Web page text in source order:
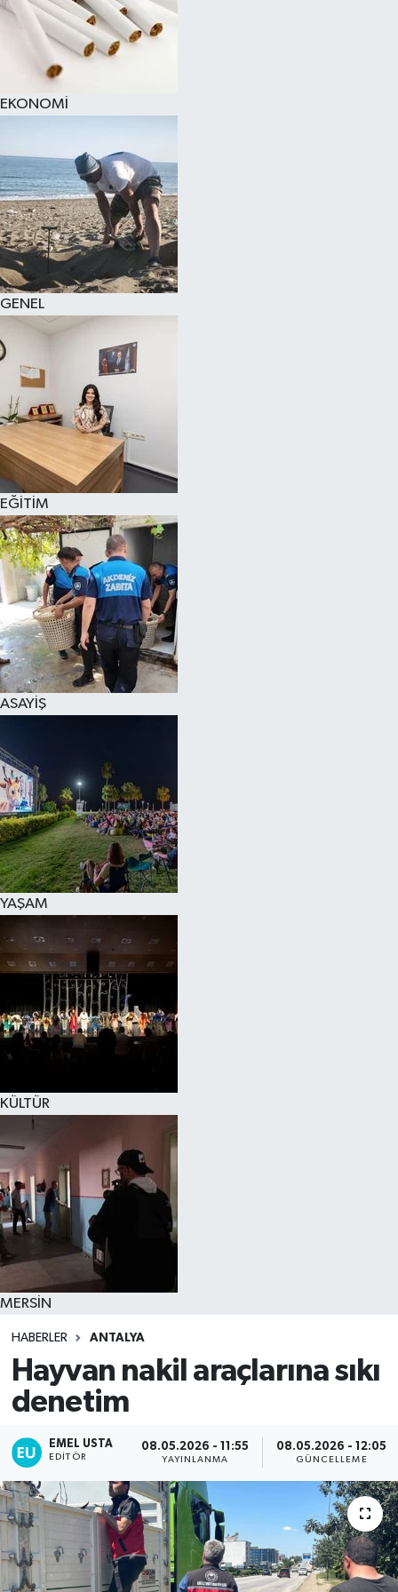
EKONOMİ
GENEL
EĞİTİM
ASAYİŞ
YAŞAM
KÜLTÜR
MERSİN
HABERLER ANTALYA
Hayvan nakil araçlarına sıkı
denetim
EMEL USTA
EDITÖR
08.05.2026 - 11:55
YAYINLANMA
08.05.2026 - 12:05
GÜNCELLEME